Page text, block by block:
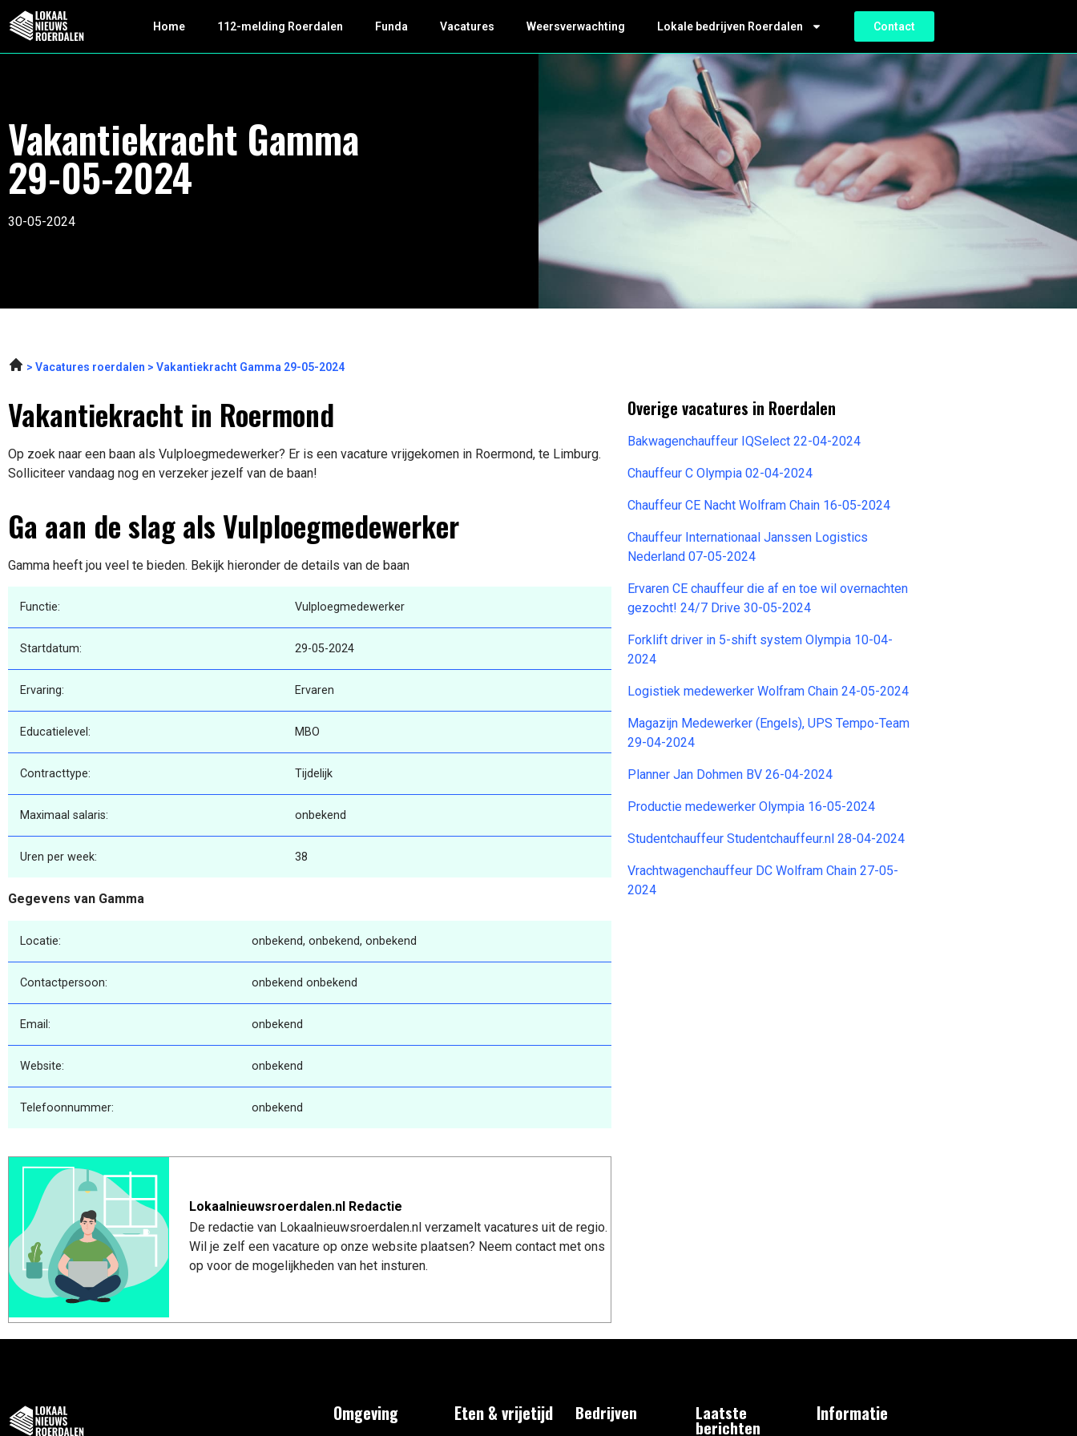
Home 112-melding Roerdalen Funda Vacatures Weersverwachting Lokale bedrijven Roerdalen Contact
Vakantiekracht Gamma
29-05-2024
30-05-2024
Vacatures roerdalen Vakantiekracht Gamma 29-05-2024
Vakantiekracht in Roermond
Op zoek naar een baan als Vulploegmedewerker? Er is een vacature vrijgekomen in Roermond, te Limburg.
Solliciteer vandaag nog en verzeker jezelf van de baan!
Ga aan de slag als Vulploegmedewerker
Gamma heeft jou veel te bieden. Bekijk hieronder de details van de baan
Functie: Vulploegmedewerker
Startdatum: 29-05-2024
Ervaring: Ervaren
Educatielevel: MBO
Contracttype: Tijdelijk
Maximaal salaris: onbekend
Uren per week: 38
Gegevens van Gamma
Locatie: onbekend, onbekend, onbekend
Contactpersoon: onbekend onbekend
Email: onbekend
Website: onbekend
Telefoonnummer: onbekend
Lokaalnieuwsroerdalen.nl Redactie
De redactie van Lokaalnieuwsroerdalen.nl verzamelt vacatures uit de regio.
Wil je zelf een vacature op onze website plaatsen? Neem contact met ons
op voor de mogelijkheden van het insturen.
Overige vacatures in Roerdalen
Bakwagenchauffeur IQSelect 22-04-2024
Chauffeur C Olympia 02-04-2024
Chauffeur CE Nacht Wolfram Chain 16-05-2024
Chauffeur Internationaal Janssen Logistics
Nederland 07-05-2024
Ervaren CE chauffeur die af en toe wil overnachten
gezocht! 24/7 Drive 30-05-2024
Forklift driver in 5-shift system Olympia 10-04-
2024
Logistiek medewerker Wolfram Chain 24-05-2024
Magazijn Medewerker (Engels), UPS Tempo-Team
29-04-2024
Planner Jan Dohmen BV 26-04-2024
Productie medewerker Olympia 16-05-2024
Studentchauffeur Studentchauffeur.nl 28-04-2024
Vrachtwagenchauffeur DC Wolfram Chain 27-05-
2024
Omgeving Eten & vrijetijd Bedrijven Laatste
berichten
Informatie